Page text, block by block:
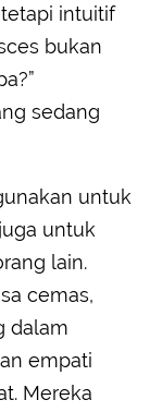
intuitif
bukan
sedang
untuk
untuk
lain.
cemas,
dalam
empati
Mereka